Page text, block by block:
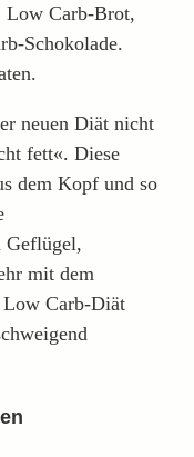
Low Carb-Brot,
Schokolade.
neuen Diät nicht
fett«. Diese
dem Kopf und so
Geflügel,
mit dem
Low Carb-Diät